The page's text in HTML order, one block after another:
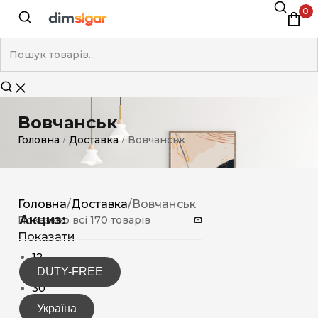
0
Вовчанськ
Головна / Доставка / Вовчанськ
Акциз:
DUTY-FREE
Україна
Головна/Доставка/Вовчанськ
Показано всі 170 товарів
Показати
12
15
30